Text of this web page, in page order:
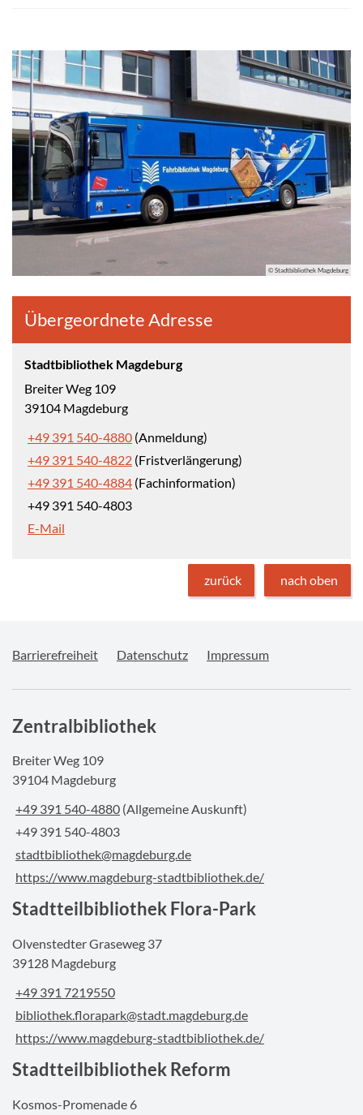
© Stadtbibliothek Magdeburg
Übergeordnete Adresse
Stadtbibliothek Magdeburg
Breiter Weg 109
39104 Magdeburg
+49 391 540-4880 (Anmeldung)
+49 391 540-4822 (Fristverlängerung)
+49 391 540-4884 (Fachinformation)
+49 391 540-4803
E-Mail
zurück nach oben
Barrierefreiheit Datenschutz Impressum
Zentralbibliothek
Breiter Weg 109
39104 Magdeburg
+49 391 540-4880 (Allgemeine Auskunft)
+49 391 540-4803
stadtbibliothek@magdeburg.de
https://www.magdeburg-stadtbibliothek.de/
Stadtteilbibliothek Flora-Park
Olvenstedter Graseweg 37
39128 Magdeburg
+49 391 7219550
bibliothek.florapark@stadt.magdeburg.de
https://www.magdeburg-stadtbibliothek.de/
Stadtteilbibliothek Reform
Kosmos-Promenade 6